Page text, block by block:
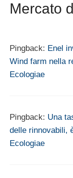
Mercato
Pingback: Enel
Wind farm nella
Ecologiae
Pingback: Una
delle rinnovabili,
Ecologiae